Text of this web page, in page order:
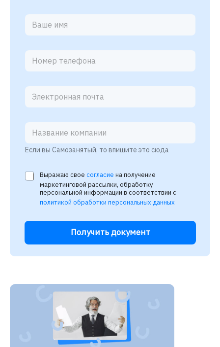
Н
м
р
е
о
*
Если вы Самозанятый, то впишите это сюда
* Выражаю свое согласие на получение
маркетинговой рассылки, обработку
персональной информации в соответствии с
политикой обработки персональных данных
Получить документ